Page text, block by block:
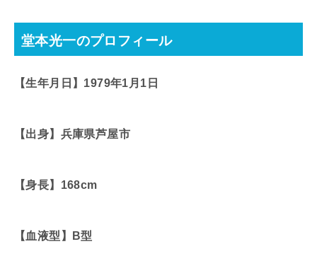
堂本光一のプロフィール
【生年月日】1979年1月1日
【出身】兵庫県芦屋市
【身長】168cm
【血液型】B型